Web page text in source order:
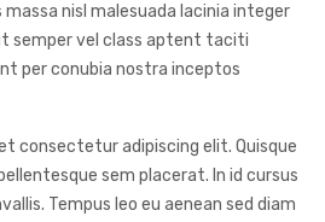
massa nisl malesuada lacinia integer
semper vel class aptent taciti
per conubia nostra inceptos
consectetur adipiscing elit. Quisque
sem placerat. In id cursus
Tempus leo eu aenean sed diam